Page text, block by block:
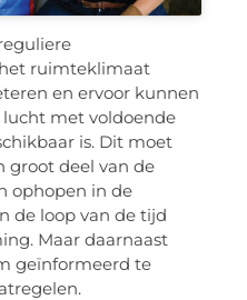
ruimteklimaat
en ervoor kunnen
met voldoende
is. Dit moet
groot deel van de
ophopen in de
de loop van de tijd
Maar daarnaast
geïnformeerd te